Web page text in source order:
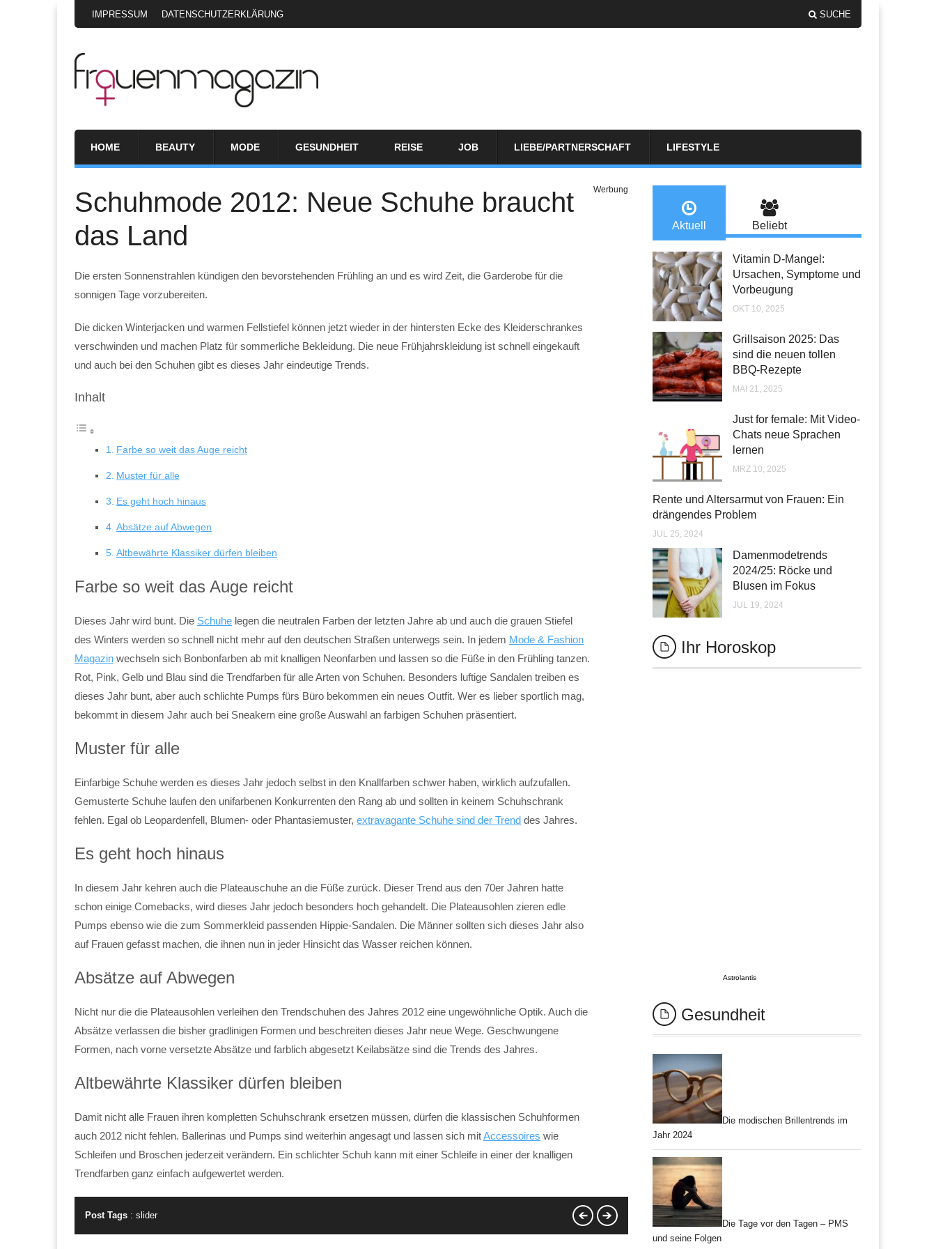
IMPRESSUM DATENSCHUTZERKLÄRUNG SUCHE
HOME BEAUTY MODE GESUNDHEIT REISE JOB LIEBE/PARTNERSCHAFT LIFESTYLE
Schuhmode 2012: Neue Schuhe braucht
das Land
Werbung
Die ersten Sonnenstrahlen kündigen den bevorstehenden Frühling an und es wird Zeit, die Garderobe für die
sonnigen Tage vorzubereiten.
Die dicken Winterjacken und warmen Fellstiefel können jetzt wieder in der hintersten Ecke des Kleiderschrankes
verschwinden und machen Platz für sommerliche Bekleidung. Die neue Frühjahrskleidung ist schnell eingekauft
und auch bei den Schuhen gibt es dieses Jahr eindeutige Trends.
Inhalt
Farbe so weit das Auge reicht
Muster für alle
Es geht hoch hinaus
Absätze auf Abwegen
Altbewährte Klassiker dürfen bleiben
Farbe so weit das Auge reicht
Dieses Jahr wird bunt. Die Schuhe legen die neutralen Farben der letzten Jahre ab und auch die grauen Stiefel
des Winters werden so schnell nicht mehr auf den deutschen Straßen unterwegs sein. In jedem Mode & Fashion
Magazin wechseln sich Bonbonfarben ab mit knalligen Neonfarben und lassen so die Füße in den Frühling tanzen.
Rot, Pink, Gelb und Blau sind die Trendfarben für alle Arten von Schuhen. Besonders luftige Sandalen treiben es
dieses Jahr bunt, aber auch schlichte Pumps fürs Büro bekommen ein neues Outfit. Wer es lieber sportlich mag,
bekommt in diesem Jahr auch bei Sneakern eine große Auswahl an farbigen Schuhen präsentiert.
Muster für alle
Einfarbige Schuhe werden es dieses Jahr jedoch selbst in den Knallfarben schwer haben, wirklich aufzufallen.
Gemusterte Schuhe laufen den unifarbenen Konkurrenten den Rang ab und sollten in keinem Schuhschrank
fehlen. Egal ob Leopardenfell, Blumen- oder Phantasiemuster, extravagante Schuhe sind der Trend des Jahres.
Es geht hoch hinaus
In diesem Jahr kehren auch die Plateauschuhe an die Füße zurück. Dieser Trend aus den 70er Jahren hatte
schon einige Comebacks, wird dieses Jahr jedoch besonders hoch gehandelt. Die Plateausohlen zieren edle
Pumps ebenso wie die zum Sommerkleid passenden Hippie-Sandalen. Die Männer sollten sich dieses Jahr also
auf Frauen gefasst machen, die ihnen nun in jeder Hinsicht das Wasser reichen können.
Absätze auf Abwegen
Nicht nur die die Plateausohlen verleihen den Trendschuhen des Jahres 2012 eine ungewöhnliche Optik. Auch die
Absätze verlassen die bisher gradlinigen Formen und beschreiten dieses Jahr neue Wege. Geschwungene
Formen, nach vorne versetzte Absätze und farblich abgesetzt Keilabsätze sind die Trends des Jahres.
Altbewährte Klassiker dürfen bleiben
Damit nicht alle Frauen ihren kompletten Schuhschrank ersetzen müssen, dürfen die klassischen Schuhformen
auch 2012 nicht fehlen. Ballerinas und Pumps sind weiterhin angesagt und lassen sich mitAccessoires wie
Schleifen und Broschen jederzeit verändern. Ein schlichter Schuh kann mit einer Schleife in einer der knalligen
Trendfarben ganz einfach aufgewertet werden.
Post Tags : slider
Aktuell Beliebt
Vitamin D-Mangel:
Ursachen, Symptome und
Vorbeugung
OKT 10, 2025
Grillsaison 2025: Das
sind die neuen tollen
BBQ-Rezepte
MAI 21, 2025
Just for female: Mit Video-
Chats neue Sprachen
lernen
MRZ 10, 2025
Rente und Altersarmut von Frauen: Ein
drängendes Problem
JUL 25, 2024
Damenmodetrends
2024/25: Röcke und
Blusen im Fokus
JUL 19, 2024
Ihr Horoskop
Astrolantis
Gesundheit
Die modischen Brillentrends im
Jahr 2024
Die Tage vor den Tagen – PMS
und seine Folgen